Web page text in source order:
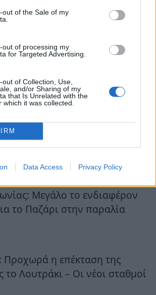
out of the Sale of my
out of processing my
for Targeted Advertising.
of Collection, Use,
and/or Sharing of my
that Is Unrelated with the
which it was collected.
Data Access Privacy Policy
πληρωμών από τον e-ΕΦΚΑ
Μεγάλο το ενδιαφέρον
το Παζάρι στην παραλία
Προχωρά η επέκταση της
Λουτράκι – Οι νέοι σταθμοί